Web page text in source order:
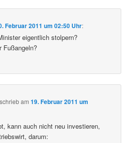
Februar 2011 um 02:50 Uhr:
eigentlich stolpern?
Fußangeln?
schriebam19. Februar 2011 um
kann auch nicht neu investieren,
darum: